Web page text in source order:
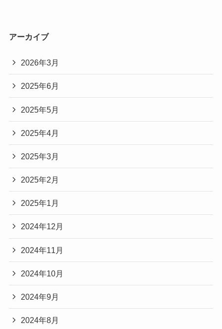
アーカイブ
2026年3月
2025年6月
2025年5月
2025年4月
2025年3月
2025年2月
2025年1月
2024年12月
2024年11月
2024年10月
2024年9月
2024年8月